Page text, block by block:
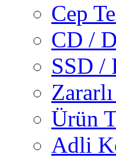
Cep
CD /
SSD /
Ürün
Adli